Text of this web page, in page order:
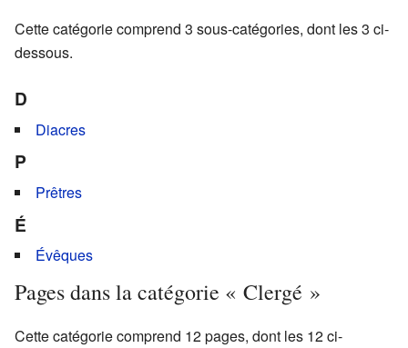
Cette catégorie comprend 3 sous-catégories, dont les 3 ci-
dessous.
D
Diacres
P
Prêtres
É
Évêques
Pages dans la catégorie « Clergé »
Cette catégorie comprend 12 pages, dont les 12 ci-